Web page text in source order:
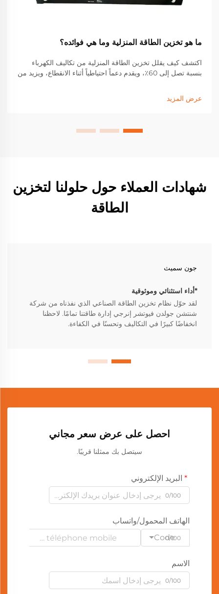
ما هو تخزين الطاقة المنزلية وما هي فوائده؟
اكتشف كيف يقلل تخزين الطاقة المنزلية من تكاليف الكهرباء
بنسبة تصل إلى 60٪، ويقدم دعماً احتياطياً أثناء الانقطاع، ويزيد من
والادخار والأداء في العالم الحقيقي. احصل على دليلك المجاني عن
الطاقة الشمسية مع تخزين الطاقة الآن.
عرض المزيد
شهادات العملاء حول حلولنا لتخزين
الطاقة
جون سميث
*أداء استثنائي وموثوقية
لقد حوّل نظام تخزين الطاقة الصناعي الذي نفذناه من شركة
شنتشن جولدن فيوتشر إنرجي إدارة طاقتنا تمامًا. لاحظنا
انخفاضًا كبيرًا في التكاليف وتحسنًا في الكفاءة.
احصل على عرض سعر مجاني
سيتصل بك ممثلنا قريبًا.
البريد الإلكتروني
0/100
الهاتف المحمول/واتساب
Code
0/100
الاسم
0/100